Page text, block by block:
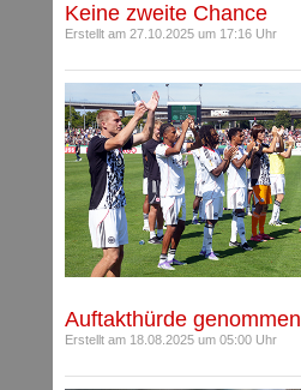
Keine zweite Chance
Erstellt am 27.10.2025 um 17:16 Uhr
Auftakthürde genommen
Erstellt am 18.08.2025 um 05:00 Uhr